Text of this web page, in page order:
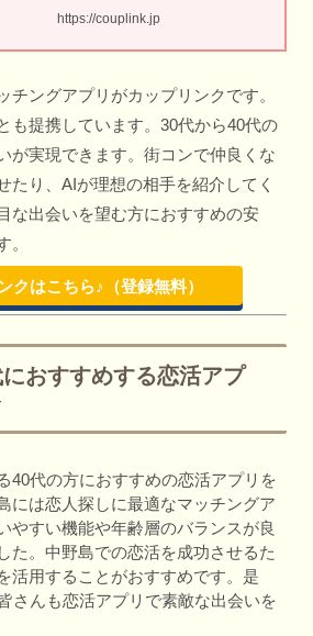
https://couplink.jp
チングアプリがカップリンクです。
も提携しています。30代から40代の
が実現できます。街コンで仲良くな
たり、AIが理想の相手を紹介してく
な出会いを望む方におすすめの安
。
クはこちら♪（登録無料）
おすすめする恋活アプ
40代の方におすすめの恋活アプリを
には恋人探しに最適なマッチングア
やすい機能や年齢層のバランスが良
た。中野島での恋活を成功させるた
活用することがおすすめです。是
さんも恋活アプリで素敵な出会いを